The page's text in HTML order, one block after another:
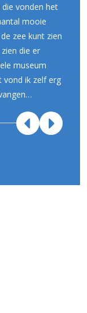
vonden het
mooie
zee kunt zien
die er
museum
vond ik zelf erg